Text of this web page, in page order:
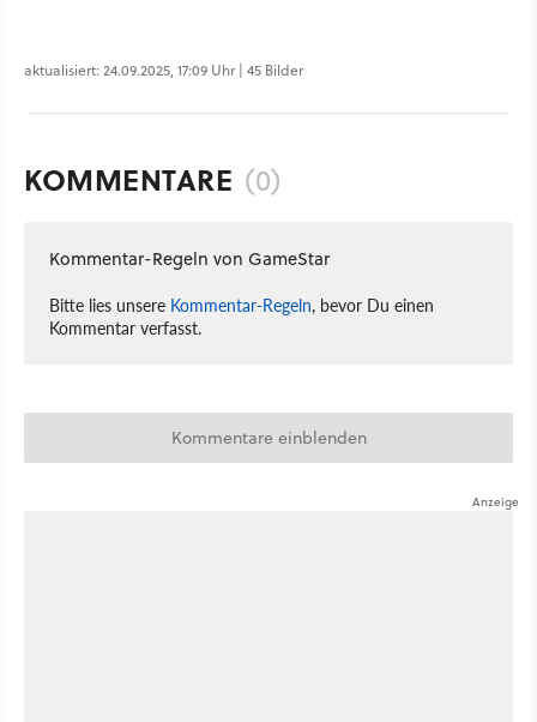
aktualisiert: 24.09.2025, 17:09 Uhr | 45 Bilder
KOMMENTARE (0)
Kommentar-Regeln von GameStar
Bitte lies unsere Kommentar-Regeln, bevor Du einen
Kommentar verfasst.
Kommentare einblenden